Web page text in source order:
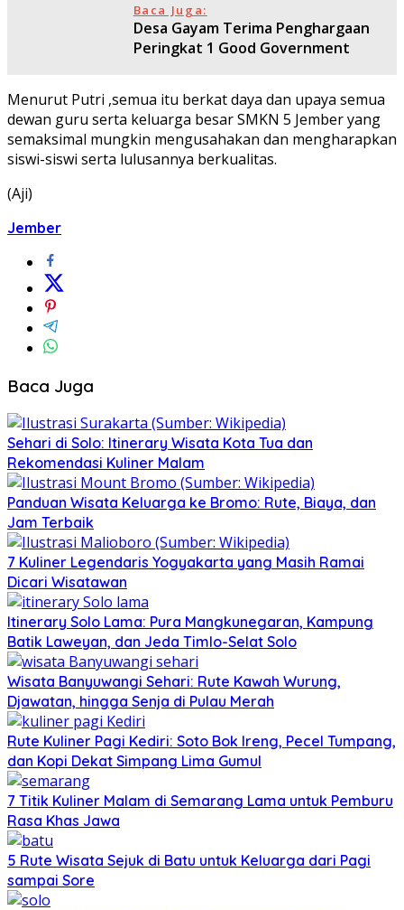
Baca Juga:
Desa Gayam Terima Penghargaan
Peringkat 1 Good Government
Menurut Putri ,semua itu berkat daya dan upaya semua
dewan guru serta keluarga besar SMKN 5 Jember yang
semaksimal mungkin mengusahakan dan mengharapkan
siswi-siswi serta lulusannya berkualitas.
(Aji)
Jember
Baca Juga
Sehari di Solo: Itinerary Wisata Kota Tua dan
Rekomendasi Kuliner Malam
Panduan Wisata Keluarga ke Bromo: Rute, Biaya, dan
Jam Terbaik
7 Kuliner Legendaris Yogyakarta yang Masih Ramai
Dicari Wisatawan
Itinerary Solo Lama: Pura Mangkunegaran, Kampung
Batik Laweyan, dan Jeda Timlo-Selat Solo
Wisata Banyuwangi Sehari: Rute Kawah Wurung,
Djawatan, hingga Senja di Pulau Merah
Rute Kuliner Pagi Kediri: Soto Bok Ireng, Pecel Tumpang,
dan Kopi Dekat Simpang Lima Gumul
7 Titik Kuliner Malam di Semarang Lama untuk Pemburu
Rasa Khas Jawa
5 Rute Wisata Sejuk di Batu untuk Keluarga dari Pagi
sampai Sore